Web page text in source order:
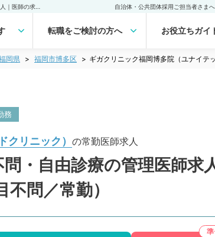
自治体・公共団体採用ご担当者さまへ
転職をご検討の方へ お役立ちガイ
岡県 福岡市博多区 ギガクリニック福岡博多院（ユナイテ
務
クリニック） の常勤医師求人
問・自由診療の管理医
問／常勤）